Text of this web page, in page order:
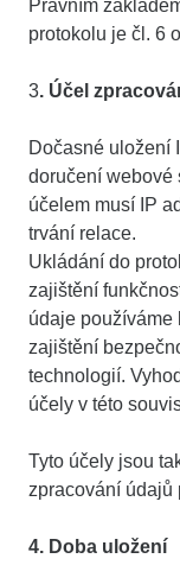
Právním
protokolu je čl. 6
3. Účel
Dočasné uložení
doručení webové
účelem musí IP
trvání relace.
Ukládání do
zajištění
údaje používáme
zajištění
technologií.
účely v této
Tyto účely jsou
zpracování údajů
4. Doba uložení